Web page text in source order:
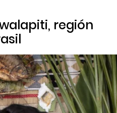
región